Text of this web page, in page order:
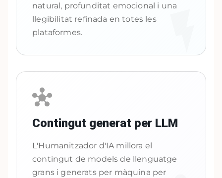
natural, profunditat emocional i una
llegibilitat refinada en totes les
plataformes.
Contingut generat per LLM
L'Humanitzador d'IA millora el
contingut de models de llenguatge
grans i generats per màquina per